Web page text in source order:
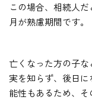
この場合、相続人
月が熟慮期間です。
亡くなった方の子
実を知らず、後日
能性もあるため、そ